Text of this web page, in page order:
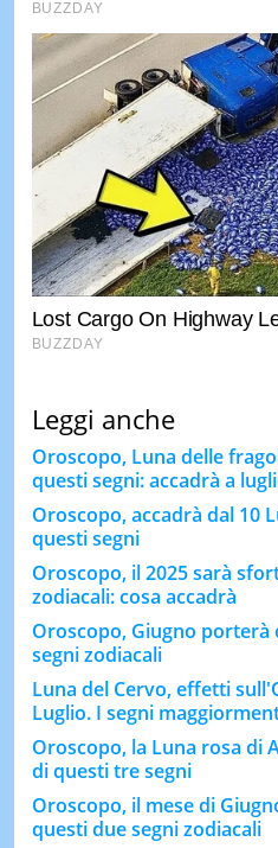
Leggi anche
Oroscopo, Luna delle
questi segni: accadrà a
Oroscopo, accadrà dal 10
questi segni
Oroscopo, il 2025 sarà
zodiacali: cosa accadrà
Oroscopo, Giugno porterà
segni zodiacali
Luna del Cervo, effetti
Luglio. I segni
Oroscopo, la Luna rosa di
di questi tre segni
Oroscopo, il mese di
questi due segni zodiacali